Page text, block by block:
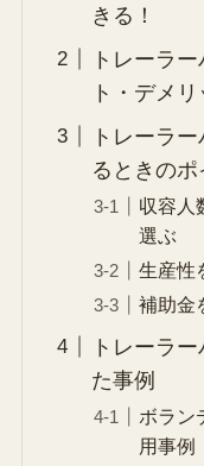
きる！
トレーラ
ト・デメリ
トレーラ
るときのポ
収容人
選ぶ
生産性
補助金
トレーラ
た事例
ボラン
用事例